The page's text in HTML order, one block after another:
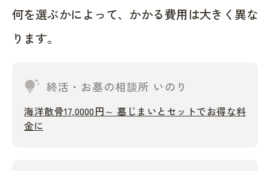
何を選ぶかによって、かかる費用は大きく異な
ります。
tips_and_updates 終活・お墓の相談所 いのり
海洋散骨17,0000円～ 墓じまいとセットでお得な料
金に